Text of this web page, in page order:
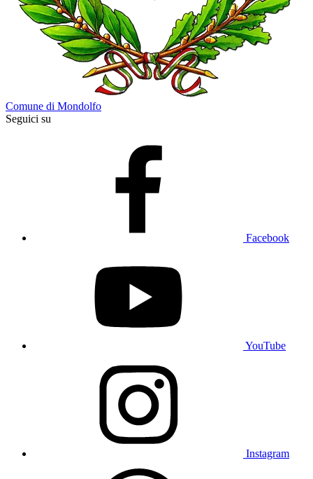
Comune di Mondolfo
Seguici su
Facebook
YouTube
Instagram